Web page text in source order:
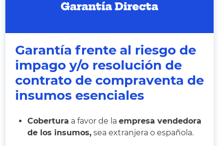
Garantía frente al riesgo de
impago y/o resolución de
contrato de compraventa de
insumos esenciales
Cobertura a favor de la empresa vendedora
de los insumos, sea extranjera o española.